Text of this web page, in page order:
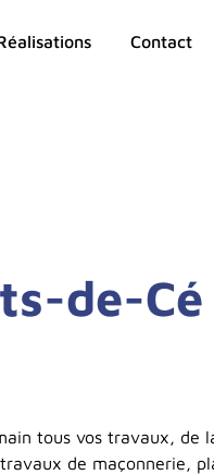
Contact
de-Cé
tous vos travaux, de
de maçonnerie,